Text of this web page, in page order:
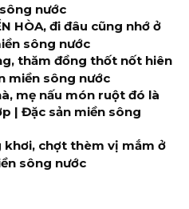
nước
HÒA, đi đâu cũng nhớ ở
sông nước
thăm đồng thốt nốt hiên
miền sông nước
mẹ nấu món ruột đó là
| Đặc sản miền sông
khơi, chợt thèm vị mắm ở
sông nước